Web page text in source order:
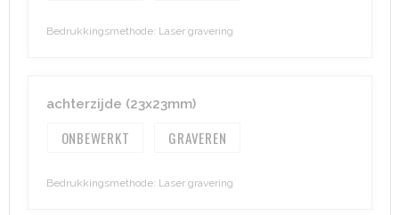
Tablettassen
Heuptassen
Bedrukkingsmethode: Laser gravering
achterzijde (23x23mm)
ONBEWERKT GRAVEREN
Bedrukkingsmethode: Laser gravering